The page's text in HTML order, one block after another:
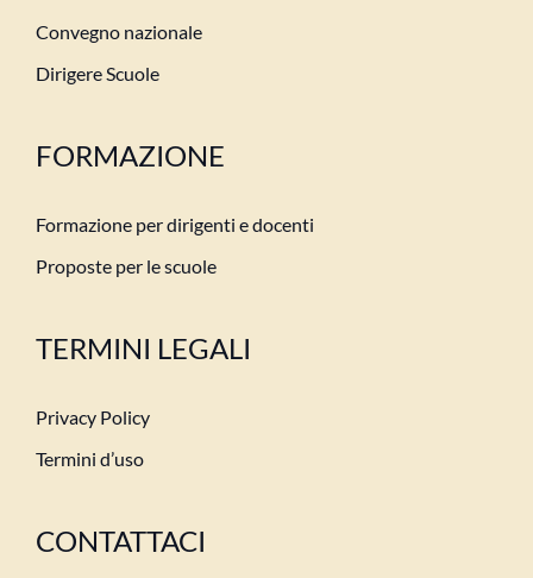
Convegno nazionale
Dirigere Scuole
FORMAZIONE
Formazione per dirigenti e docenti
Proposte per le scuole
TERMINI LEGALI
Privacy Policy
Termini d’uso
CONTATTACI